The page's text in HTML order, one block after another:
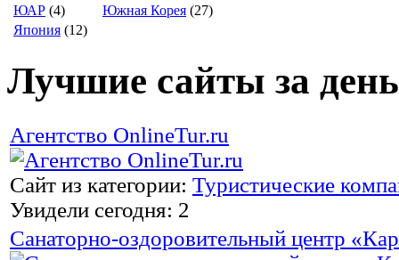
ЮАР (4) Южная Корея (27)
Япония (12)
Лучшие сайты за день
Агентство OnlineTur.ru
Сайт из категории: Туристические
Увидели сегодня: 2
Санаторно-оздоровительный центр